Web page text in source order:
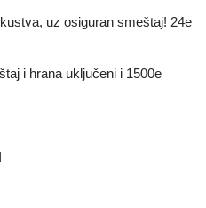
uz osiguran smeštaj! 24e
i hrana uključeni i 1500e